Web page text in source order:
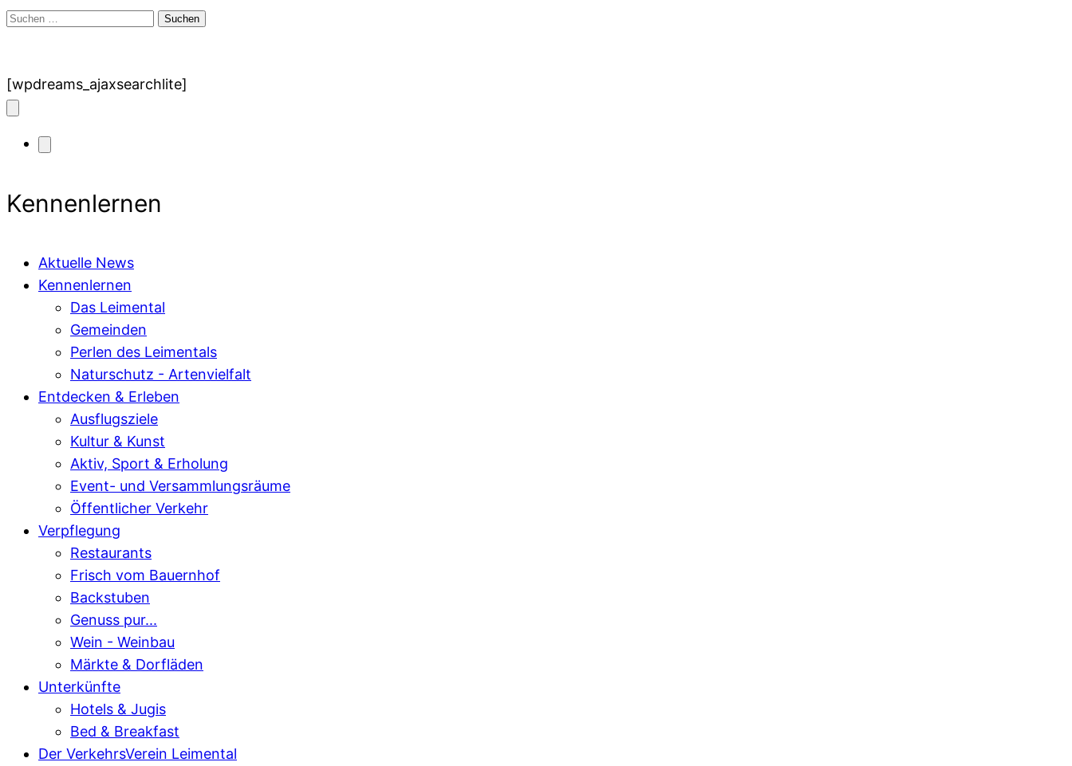
Suchen
[wpdreams_ajaxsearchlite]
Kennenlernen
Aktuelle News
Kennenlernen
Das Leimental
Gemeinden
Perlen des Leimentals
Naturschutz - Artenvielfalt
Entdecken & Erleben
Ausflugsziele
Kultur & Kunst
Aktiv, Sport & Erholung
Event- und Versammlungsräume
Öffentlicher Verkehr
Verpflegung
Restaurants
Frisch vom Bauernhof
Backstuben
Genuss pur...
Wein - Weinbau
Märkte & Dorfläden
Unterkünfte
Hotels & Jugis
Bed & Breakfast
Der VerkehrsVerein Leimental